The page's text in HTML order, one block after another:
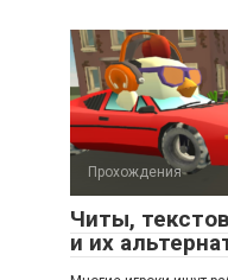
Прохождения
Читы,
и их